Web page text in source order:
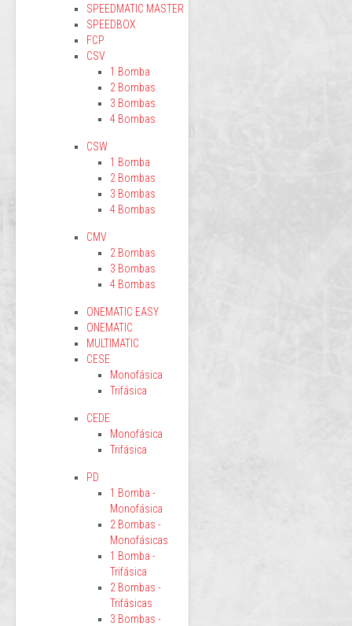
SPEEDMATIC MASTER
SPEEDBOX
FCP
CSV
1 Bomba
2 Bombas
3 Bombas
4 Bombas
CSW
1 Bomba
2 Bombas
3 Bombas
4 Bombas
CMV
2 Bombas
3 Bombas
4 Bombas
ONEMATIC EASY
ONEMATIC
MULTIMATIC
CESE
Monofásica
Trifásica
CEDE
Monofásica
Trifásica
PD
1 Bomba -
Monofásica
2 Bombas -
Monofásicas
1 Bomba -
Trifásica
2 Bombas -
Trifásicas
3 Bombas -